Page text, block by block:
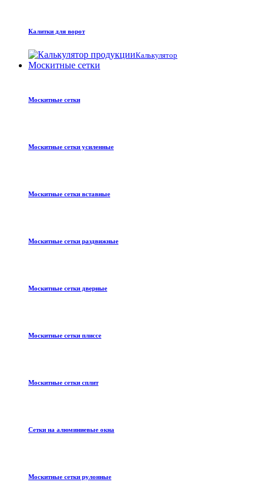
Калитки для ворот
Калькулятор
Москитные сетки
Москитные сетки
Москитные сетки усиленные
Москитные сетки вставные
Москитные сетки раздвижные
Москитные сетки дверные
Москитные сетки плиссе
Москитные сетки сплит
Сетки на алюминиевые окна
Москитные сетки рулонные